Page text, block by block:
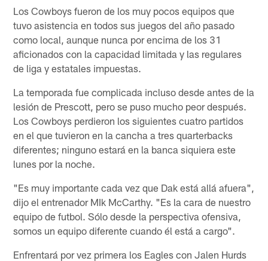
Los Cowboys fueron de los muy pocos equipos que
tuvo asistencia en todos sus juegos del año pasado
como local, aunque nunca por encima de los 31
aficionados con la capacidad limitada y las regulares
de liga y estatales impuestas.
La temporada fue complicada incluso desde antes de la
lesión de Prescott, pero se puso mucho peor después.
Los Cowboys perdieron los siguientes cuatro partidos
en el que tuvieron en la cancha a tres quarterbacks
diferentes; ninguno estará en la banca siquiera este
lunes por la noche.
"Es muy importante cada vez que Dak está allá afuera",
dijo el entrenador MIk McCarthy. "Es la cara de nuestro
equipo de futbol. Sólo desde la perspectiva ofensiva,
somos un equipo diferente cuando él está a cargo".
Enfrentará por vez primera los Eagles con Jalen Hurds